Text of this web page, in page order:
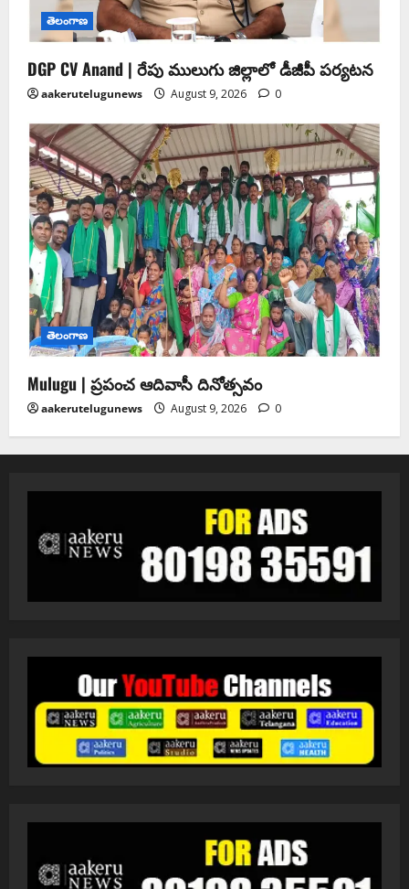
తెలంగాణ
DGP CV Anand | రేపు ములుగు జిల్లాలో డీజీపీ పర్యటన
aakerutelugunews August 9, 2026 0
తెలంగాణ
Mulugu | ప్రపంచ ఆదివాసీ దినోత్సవం
aakerutelugunews August 9, 2026 0